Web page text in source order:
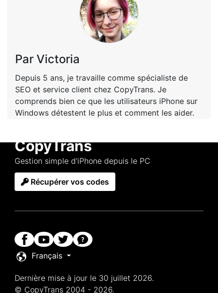
Par Victoria
Depuis 5 ans, je travaille comme spécialiste de
SEO et service client chez CopyTrans. Je
comprends bien ce que les utilisateurs iPhone sur
Windows détestent le plus et comment les aider.
CopyTrans
Gestion simple d'iPhone depuis le PC
Récupérer vos codes
Français
Dernière mise à jour le 30 juillet 2026.
© CopyTrans 2004 - 2026.